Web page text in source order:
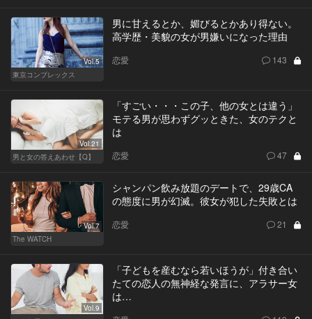
Vol.5
東京コンプレックス
男に甘えるとか、媚びるとかあり得ない。
高学歴・美貌の女が男嫌いになった理由
恋愛 143
Vol.21
男と女の答えあわせ【Q】
「すごい・・・この子、他の女とは違う」
モテる男が思わずグッときた、女のテクと
は
恋愛 47
Vol.7
The WATCH
シャンパン飲み放題のデートで、29歳CA
の態度に男が幻滅。彼女が犯した失敗とは
恋愛 21
Vol.9
「子どもを産むなら若いほうが」付き合い
たての恋人の無神経な発言に、アラサー女
は…